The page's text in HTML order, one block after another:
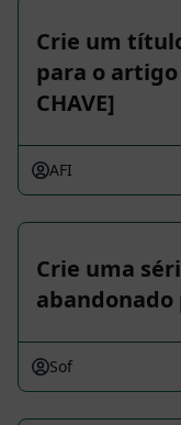
Crie um
para o artigo
CHAVE]
AFI
Crie uma
Sof